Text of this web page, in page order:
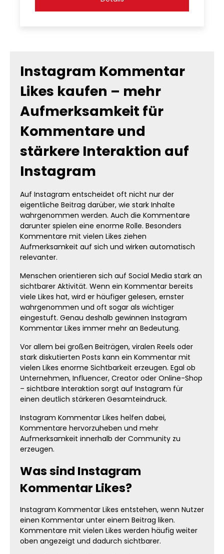
Instagram Kommentar
Likes kaufen – mehr
Aufmerksamkeit für
Kommentare und
stärkere Interaktion auf
Instagram
Auf Instagram entscheidet oft nicht nur der
eigentliche Beitrag darüber, wie stark Inhalte
wahrgenommen werden. Auch die Kommentare
darunter spielen eine enorme Rolle. Besonders
Kommentare mit vielen Likes ziehen
Aufmerksamkeit auf sich und wirken automatisch
relevanter.
Menschen orientieren sich auf Social Media stark an
sichtbarer Aktivität. Wenn ein Kommentar bereits
viele Likes hat, wird er häufiger gelesen, ernster
wahrgenommen und oft sogar als wichtiger
eingestuft. Genau deshalb gewinnen Instagram
Kommentar Likes immer mehr an Bedeutung.
Vor allem bei großen Beiträgen, viralen Reels oder
stark diskutierten Posts kann ein Kommentar mit
vielen Likes enorme Sichtbarkeit erzeugen. Egal ob
Unternehmen, Influencer, Creator oder Online-Shop
– sichtbare Interaktion sorgt auf Instagram für
einen deutlich stärkeren Gesamteindruck.
Instagram Kommentar Likes helfen dabei,
Kommentare hervorzuheben und mehr
Aufmerksamkeit innerhalb der Community zu
erzeugen.
Was sind Instagram
Kommentar Likes?
Instagram Kommentar Likes entstehen, wenn Nutzer
einen Kommentar unter einem Beitrag liken.
Kommentare mit vielen Likes werden häufig weiter
oben angezeigt und dadurch sichtbarer.